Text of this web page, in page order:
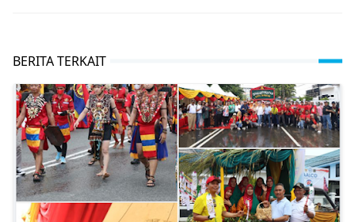
BERITA TERKAIT